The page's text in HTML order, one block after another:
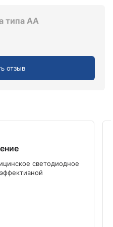
типа AA
отзыв
светодиодное